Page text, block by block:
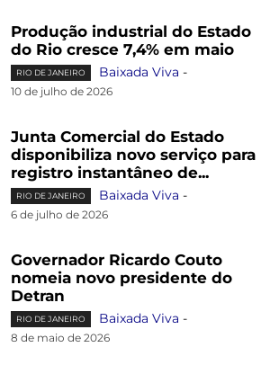
Produção industrial do Estado
do Rio cresce 7,4% em maio
RIO DE JANEIRO Baixada Viva -
10 de julho de 2026
Junta Comercial do Estado
disponibiliza novo serviço para
registro instantâneo de...
RIO DE JANEIRO Baixada Viva -
6 de julho de 2026
Governador Ricardo Couto
nomeia novo presidente do
Detran
RIO DE JANEIRO Baixada Viva -
8 de maio de 2026